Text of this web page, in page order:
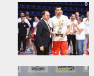
0
0